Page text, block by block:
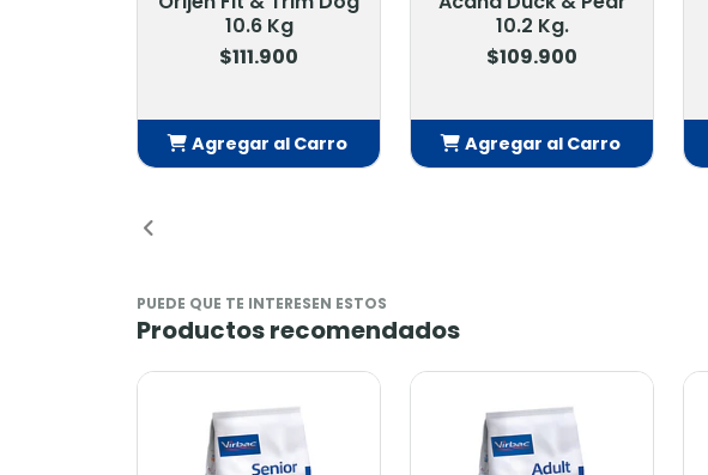
10.6 Kg
$111.900
Agregar al Carro
10.2 Kg.
$109.900
Agregar al Carro
PUEDE QUE TE INTERESEN ESTOS
Productos recomendados